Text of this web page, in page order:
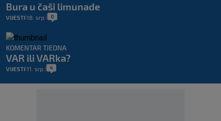
Bura u čaši limunade
VIJESTI 18. srp. 0
KOMENTAR TJEDNA
VAR ili VARka?
VIJESTI 11. srp. 4